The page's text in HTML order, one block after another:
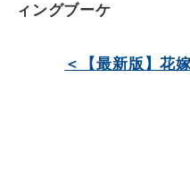
ィングブーケ
＜【最新版】花